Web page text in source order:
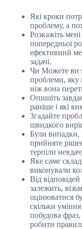
Які кроки
проблему, а
Розкажіть
попередньої
ефективний
задачі.
Чи Можете ви
проблеми, яку
ніж вона
Опишіть
раніше і які
Згадайте
швидкого
Були випадки,
прийняте
терпіли
Яке саме
виконували
Від
залежить,
оцінюватися
скільки
побудова фраз,
робити